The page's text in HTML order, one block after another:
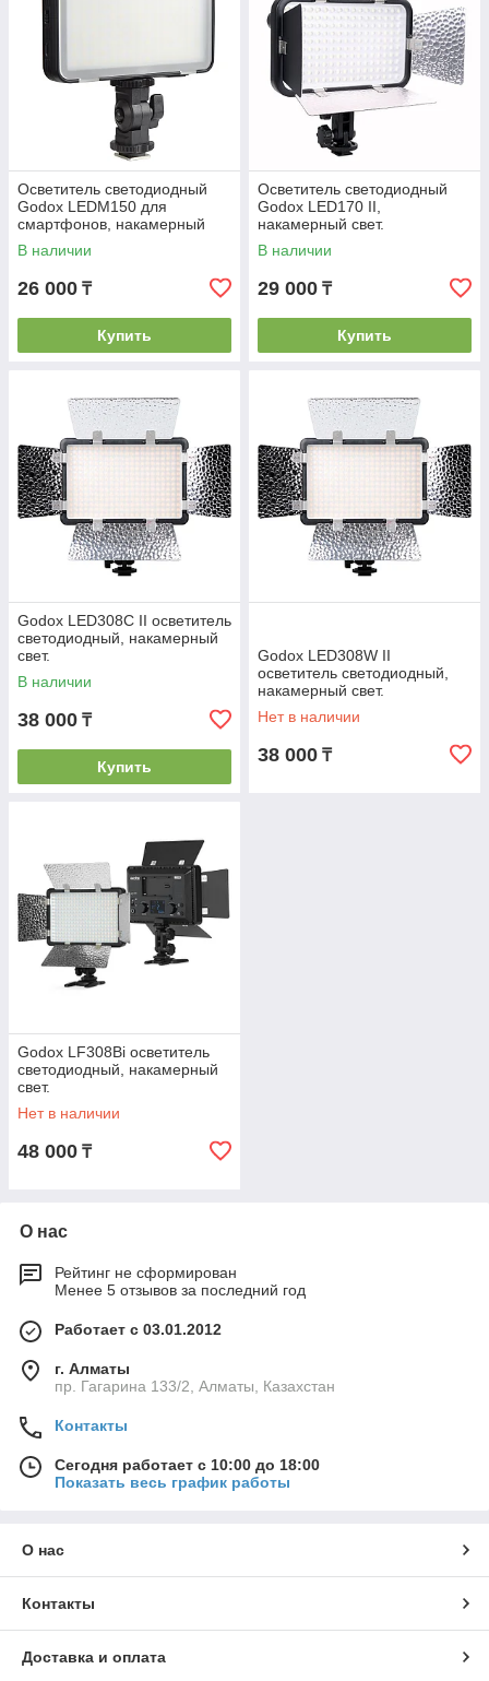
Осветитель светодиодный
Godox LEDM150 для
смартфонов, накамерный
свет.
В наличии
26 000 ₸
Купить
Осветитель светодиодный
Godox LED170 II,
накамерный свет.
В наличии
29 000 ₸
Купить
Godox LED308C II осветитель
светодиодный, накамерный
свет.
В наличии
38 000 ₸
Купить
Godox LED308W II
осветитель светодиодный,
накамерный свет.
Нет в наличии
38 000 ₸
Godox LF308Bi осветитель
светодиодный, накамерный
свет.
Нет в наличии
48 000 ₸
О нас
Рейтинг не сформирован
Менее 5 отзывов за последний год
Работает с 03.01.2012
г. Алматы
пр. Гагарина 133/2, Алматы, Казахстан
Контакты
Сегодня работает с 10:00 до 18:00
Показать весь график работы
О нас
Контакты
Доставка и оплата